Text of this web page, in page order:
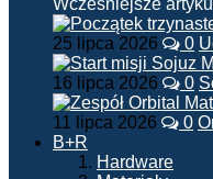
Wcześniejsze
25 lipca 2026 0
16 lipca 2026 0
11 lipca 2026 0
B+R
Hardware